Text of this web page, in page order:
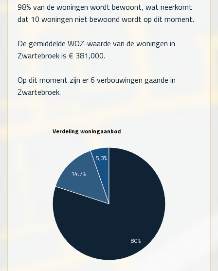
98% van de woningen wordt bewoont, wat neerkomt
dat 10 woningen niet bewoond wordt op dit moment.
De gemiddelde WOZ-waarde van de woningen in
Zwartebroek is € 381,000.
Op dit moment zijn er 6 verbouwingen gaande in
Zwartebroek.
Verdeling woningaanbod
5,3%
14,7%
80%